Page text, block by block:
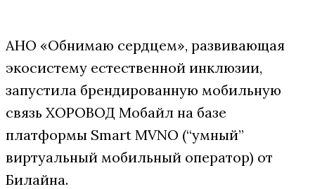
АНО «Обнимаю сердцем», развивающая
экосистему естественной инклюзии,
запустила брендированную мобильную
связь ХОРОВОД Мобайл на базе
платформы Smart MVNO (“умный”
виртуальный мобильный оператор) от
Билайна.